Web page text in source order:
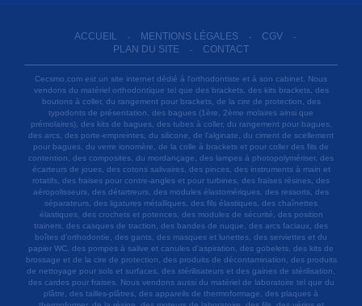
ACCUEIL - MENTIONS LÉGALES - CGV -
PLAN DU SITE - CONTACT
Cecsmo.com est un site internet dédié à l'orthodontiste et à son cabinet. Nous
vendons du matériel orthodontique tel que des brackets, des kits brackets, des
boutons à coller, du rangement pour brackets, de la cire de protection, des
typodonts de présentation, des bagues (1ère, 2ème molaires ainsi que
prémolaires), des kits de bagues, des tubes à coller, du rangement pour bagues,
des arcs, des porte-empreintes, du silicone, de l'alginate, du ciment de scellement
pour bagues, du verre ionomère, de la colle à brackets et pour coller des fils de
contention, des composites, du mordançage, des lampes à photopolymériser, des
écarteurs de joues, des cotons salivaires, des pinces, des instruments à main et
rotatifs, des fraises pour contre-angles et pour turbines, des fraises résines, des
aéropolisseurs, des détartreurs, des modules élastomériques, des ressorts, des
séparateurs, des ligatures métalliques, des fils élastiques, des chaînettes
élastiques, des crochets et potences, des modules de sécurité, des position
trainers, des casques de traction, des bandes de nuque, des arcs faciaux, des
boîtes d'orthodontie, des gants, des masques et lunettes, des serviettes et du
papier WC, des pompes à salive et canules d'aspiration, des gobelets, des kits de
brossage et de la cire de protection, des produits de décontamination, des produits
de nettoyage pour sols et surfaces, des stérilisateurs et des gaines de stérilisation,
des cardes pour fraises. Nous vendons aussi du matériel de laboratoire tel que du
plâtre, des tailles-plâtres, des appareils de thermoformage, des plaques à